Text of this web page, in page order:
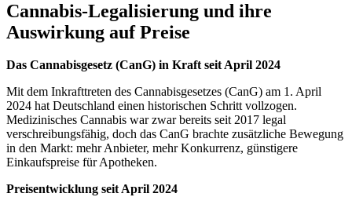
Cannabis-Legalisierung und ihre
Auswirkung auf Preise
Das Cannabisgesetz (CanG) in Kraft seit April 2024
Mit dem Inkrafttreten des Cannabisgesetzes (CanG) am 1. April
2024 hat Deutschland einen historischen Schritt vollzogen.
Medizinisches Cannabis war zwar bereits seit 2017 legal
verschreibungsfähig, doch das CanG brachte zusätzliche Bewegung
in den Markt: mehr Anbieter, mehr Konkurrenz, günstigere
Einkaufspreise für Apotheken.
Preisentwicklung seit April 2024